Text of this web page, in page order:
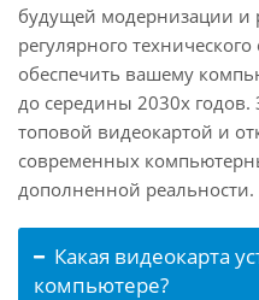
будущей модернизации и
регулярного
обеспечить вашему
до середины 2030х годов.
топовой видеокартой и
современных
дополненной реальности.
Какая видеокарта
компьютере?